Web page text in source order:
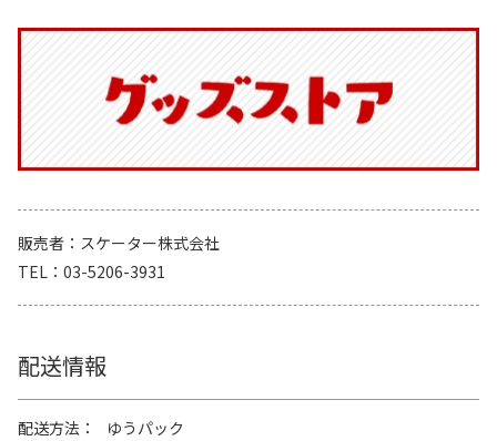
販売者
スケーター株式会社
TEL
03-5206-3931
配送情報
配送方法
ゆうパック